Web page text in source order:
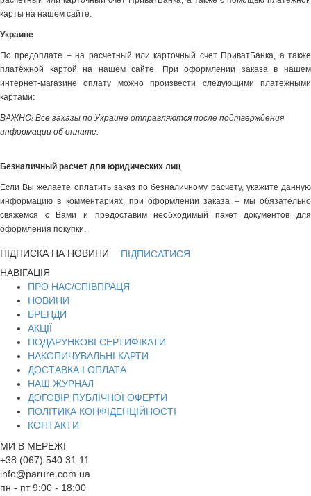
карты на нашем сайте.
Украине
По предоплате – на расчетный или карточный счет ПриватБанка, а также
платёжной картой на нашем сайте. При оформлении заказа в нашем
интернет-магазине оплату можно произвести следующими платёжными
картами:
ВАЖНО! Все заказы по Украине отправляются после подтверждения
информации об оплате.
Безналичный расчет для юридических лиц
Если Вы желаете оплатить заказ по безналичному расчету, укажите данную
информацию в комментариях, при оформлении заказа – мы обязательно
свяжемся с Вами и предоставим необходимый пакет документов для
оформления покупки.
ПІДПИСКА НА НОВИНИ
ПІДПИСАТИСЯ
НАВІГАЦІЯ
ПРО НАС/СПІВПРАЦЯ
НОВИНИ
БРЕНДИ
АКЦІЇ
ПОДАРУНКОВІ СЕРТИФІКАТИ
НАКОПИЧУВАЛЬНІ КАРТИ
ДОСТАВКА І ОПЛАТА
НАШ ЖУРНАЛ
ДОГОВІР ПУБЛІЧНОЇ ОФЕРТИ
ПОЛІТИКА КОНФІДЕНЦІЙНОСТІ
КОНТАКТИ
МИ В МЕРЕЖІ
+38 (067) 540 31 11
info@parure.com.ua
пн - пт 9:00 - 18:00